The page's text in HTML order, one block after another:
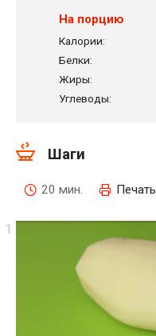
На порцию
Калории:
Белки:
Жиры:
Углеводы:
Шаги
20 мин. Печать